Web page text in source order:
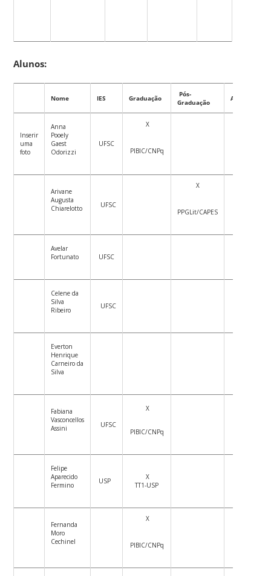
Alunos:
Nome IES Graduação
Pós-
Graduação
Ativo
Inserir
uma
foto
Anna
Pooely
Gaest
Odorizzi
UFSC
X
PIBIC/CNPq
Arivane
Augusta
Chiarelotto
UFSC
X
PPGLit/CAPES
Avelar
Fortunato
UFSC
Celene da
Silva
Ribeiro
UFSC
Everton
Henrique
Carneiro da
Silva
Fabiana
Vasconcellos
Assini
UFSC
X
PIBIC/CNPq
Felipe
Aparecido
Fermino
USP
X
TT1-USP
Fernanda
Moro
Cechinel
X
PIBIC/CNPq